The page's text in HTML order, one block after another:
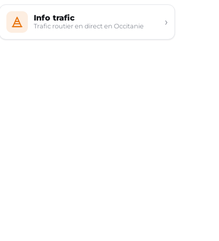
Info trafic
Trafic routier en direct en Occitanie ›